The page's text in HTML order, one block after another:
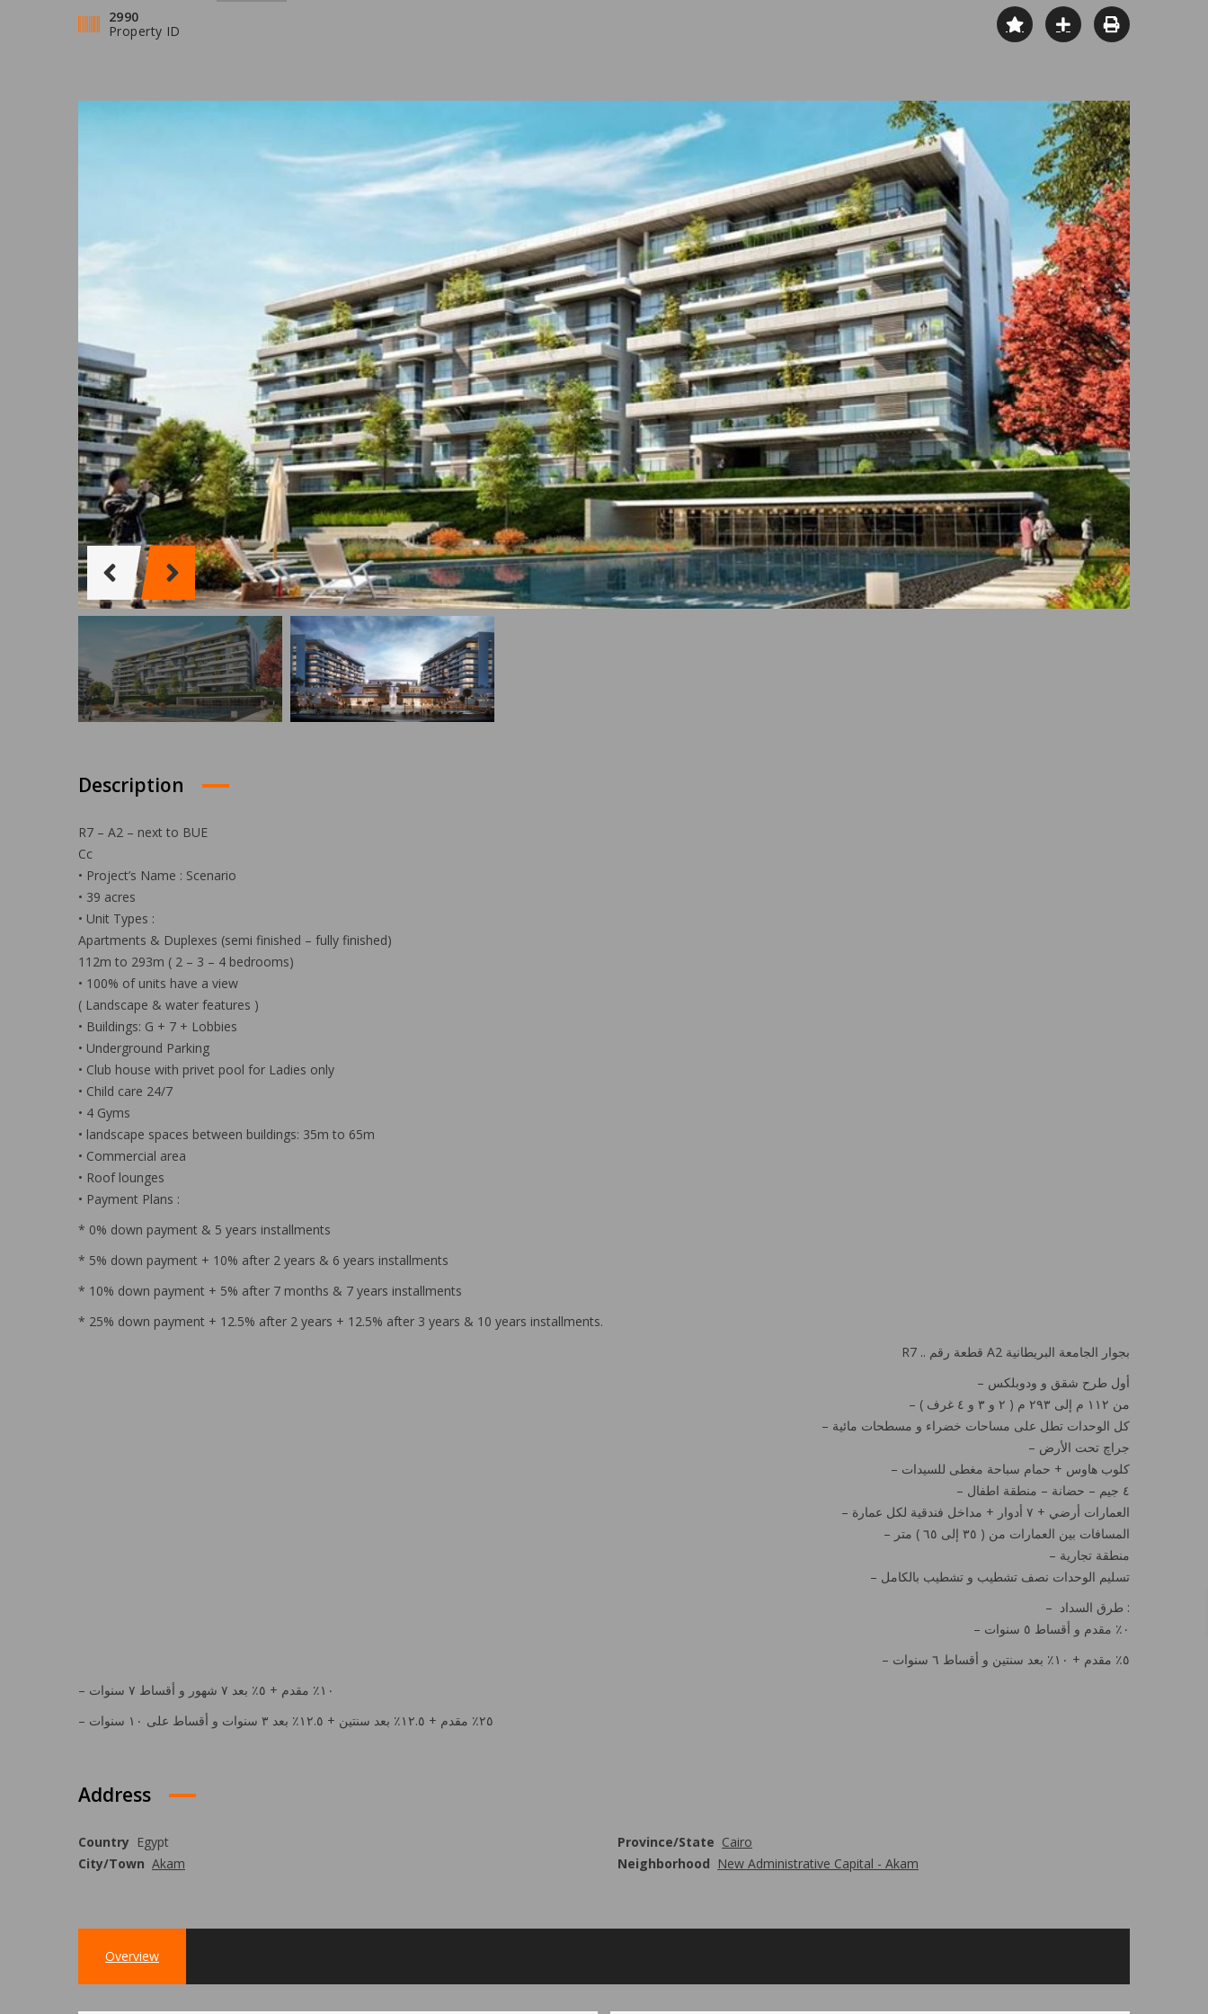
2990
Property ID
Description
R7 – A2 – next to BUE
Cc
• Project’s Name : Scenario
• 39 acres
• Unit Types :
Apartments & Duplexes (semi finished – fully finished)
112m to 293m ( 2 – 3 – 4 bedrooms)
• 100% of units have a view
( Landscape & water features )
• Buildings: G + 7 + Lobbies
• Underground Parking
• Club house with privet pool for Ladies only
• Child care 24/7
• 4 Gyms
• landscape spaces between buildings: 35m to 65m
• Commercial area
• Roof lounges
• Payment Plans :
* 0% down payment & 5 years installments
* 5% down payment + 10% after 2 years & 6 years installments
* 10% down payment + 5% after 7 months & 7 years installments
* 25% down payment + 12.5% after 2 years + 12.5% after 3 years & 10 years installments.
‏R7 .. قطعة رقم A2 بجوار الجامعة البريطانية
– أول طرح شقق و ودوبلكس
– من ١١٢ م إلى ٢٩٣ م ( ٢ و ٣ و ٤ غرف )
– كل الوحدات تطل على مساحات خضراء و مسطحات مائية
– جراچ تحت الأرض
– كلوب هاوس + حمام سباحة مغطى للسيدات
– ٤ جيم – حضانة – منطقة اطفال
– العمارات أرضي + ٧ أدوار + مداخل فندقية لكل عمارة
– المسافات بين العمارات من ( ٣٥ إلى ٦٥ ) متر
– منطقة تجارية
– تسليم الوحدات نصف تشطيب و تشطيب بالكامل
– طرق السداد :
– ٠٪؜ مقدم و أقساط ٥ سنوات
– ٥٪؜ مقدم + ١٠٪؜ بعد سنتين و أقساط ٦ سنوات
– ١٠٪؜ مقدم + ٥٪؜ بعد ٧ شهور و أقساط ٧ سنوات
– ٢٥٪؜ مقدم + ١٢.٥٪؜ بعد سنتين + ١٢.٥٪ بعد ٣ سنوات و أقساط على ١٠ سنوات
Address
Country Egypt Province/State Cairo
City/Town Akam Neighborhood New Administrative Capital - Akam
Overview